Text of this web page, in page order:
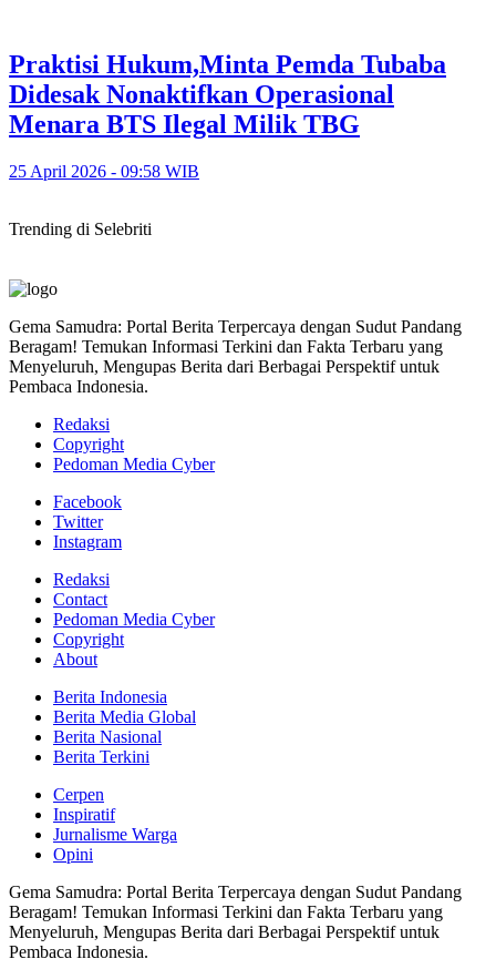
Praktisi Hukum,Minta Pemda Tubaba
Didesak Nonaktifkan Operasional
Menara BTS Ilegal Milik TBG
25 April 2026 - 09:58 WIB
Trending di Selebriti
Gema Samudra: Portal Berita Terpercaya dengan Sudut Pandang
Beragam! Temukan Informasi Terkini dan Fakta Terbaru yang
Menyeluruh, Mengupas Berita dari Berbagai Perspektif untuk
Pembaca Indonesia.
Redaksi
Copyright
Pedoman Media Cyber
Facebook
Twitter
Instagram
Redaksi
Contact
Pedoman Media Cyber
Copyright
About
Berita Indonesia
Berita Media Global
Berita Nasional
Berita Terkini
Cerpen
Inspiratif
Jurnalisme Warga
Opini
Gema Samudra: Portal Berita Terpercaya dengan Sudut Pandang
Beragam! Temukan Informasi Terkini dan Fakta Terbaru yang
Menyeluruh, Mengupas Berita dari Berbagai Perspektif untuk
Pembaca Indonesia.